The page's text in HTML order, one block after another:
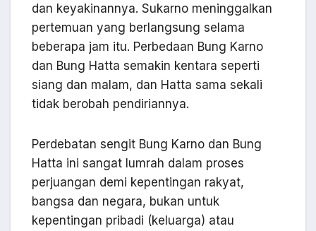
dan keyakinannya. Sukarno meninggalkan
pertemuan yang berlangsung selama
beberapa jam itu. Perbedaan Bung Karno
dan Bung Hatta semakin kentara seperti
siang dan malam, dan Hatta sama sekali
tidak berobah pendiriannya.
Perdebatan sengit Bung Karno dan Bung
Hatta ini sangat lumrah dalam proses
perjuangan demi kepentingan rakyat,
bangsa dan negara, bukan untuk
kepentingan pribadi (keluarga) atau